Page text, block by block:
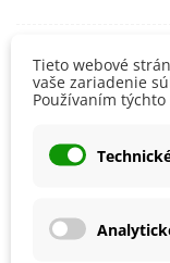
Ide ojedovatú
opatrní. U citlivých
zápal.
Stanovisko
Mrazuvzdornosť
Tieto webové
vaše zariadenie
Používaním